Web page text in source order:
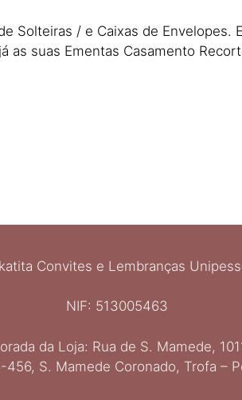
Solteiras / e Caixas de Envelopes.
as suas Ementas Casamento
Convites e Lembranças
NIF: 513005463
da Loja: Rua de S. Mamede,
456, S. Mamede Coronado, Trofa –